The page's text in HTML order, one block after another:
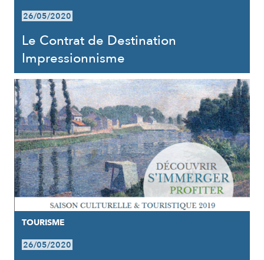
26/05/2020
Le Contrat de Destination
Impressionnisme
TOURISME
26/05/2020